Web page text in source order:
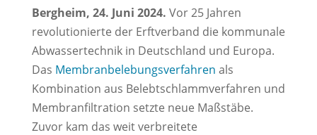
Bergheim, 24. Juni 2024. Vor 25 Jahren
revolutionierte der Erftverband die kommunale
Abwassertechnik in Deutschland und Europa.
Das Membranbelebungsverfahren als
Kombination aus Belebtschlammverfahren und
Membranfiltration setzte neue Maßstäbe.
Zuvor kam das weit verbreitete